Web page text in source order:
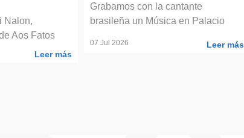
Nalon,
Aos Fatos
Leer más
Grabamos con la cantante
brasileña un Música en Palacio
07 Jul 2026 Leer más